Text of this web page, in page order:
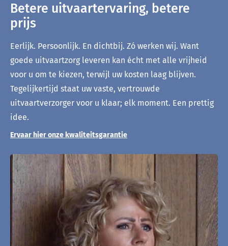
Betere uitvaartervaring, betere
prijs
Eerlijk. Persoonlijk. En dichtbij. Zó werken wij. Want
goede uitvaartzorg leveren kan écht met alle vrijheid
voor u om te kiezen, terwijl uw kosten laag blijven.
Tegelijkertijd staat uw vaste, vertrouwde
uitvaartverzorger voor u klaar; elk moment. Een prettig
idee.
Ervaar hier onze kwaliteitsgarantie